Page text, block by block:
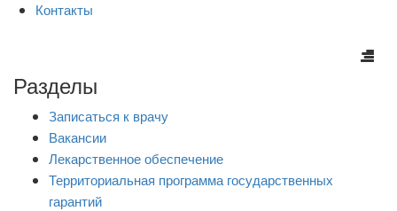
Контакты
Разделы
Записаться к врачу
Вакансии
Лекарственное обеспечение
Территориальная программа государственных
гарантий